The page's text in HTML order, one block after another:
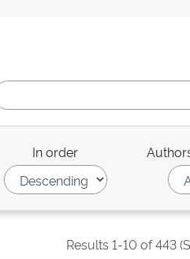
In order
Results 1-10 of 443